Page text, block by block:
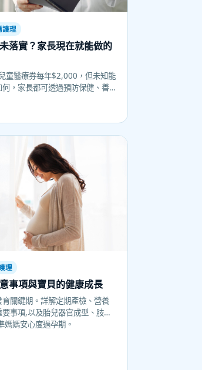
護理
落實？家長現在就能做的
童醫療券每年$2,000，但未知能
，家長都可透過預防保健、善
療儲備等方式，有效管理孩子
健康得到適切照顧。
理
事項與寶貝的健康成長
關鍵期。詳解定期產檢、營養
事項,以及胎兒器官成型、肢體
媽媽安心度過孕期。